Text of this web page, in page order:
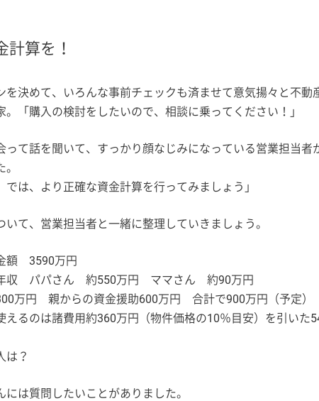
計算を！
を決めて、いろんな事前チェックも済ませて意気揚々と不動
。「購入の検討をしたいので、相談に乗ってください！」
って話を聞いて、すっかり顔なじみになっている営業担当者
は、より正確な資金計算を行ってみましょう」
いて、営業担当者と一緒に整理していきましょう。
額 3590万円
年収 パパさん 約550万円 ママさん 約90万円
万円 親からの資金援助600万円 合計で900万円（予定）
るのは諸費用約360万円（物件価格の10％目安）を引いた
は？
には質問したいことがありました。